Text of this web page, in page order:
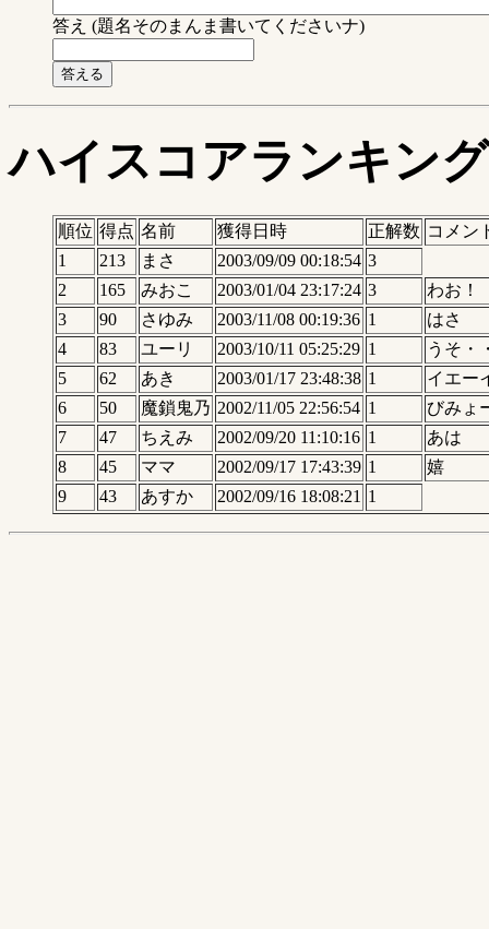
答え (題名そのまんま書いてくださいナ)
ハイスコアランキング
順位 得点 名前 獲得日時 正解数 コメン
1
213 まさ 2003/09/09 00:18:54 3
2
165 みおこ 2003/01/04 23:17:24 3
わお！
3
90 さゆみ 2003/11/08 00:19:36 1
はさ
4
83 ユーリ 2003/10/11 05:25:29 1
うそ・
5
62 あき 2003/01/17 23:48:38 1
イエー
6
50 魔鎖鬼乃 2002/11/05 22:56:54 1
びみょ
7
47 ちえみ 2002/09/20 11:10:16 1
あは
8
45 ママ 2002/09/17 17:43:39 1
嬉
9
43 あすか 2002/09/16 18:08:21 1